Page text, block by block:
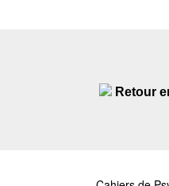
Retour